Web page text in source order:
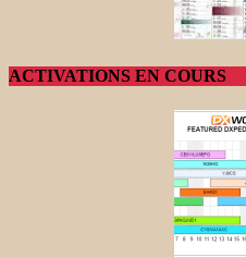
ACTIVATIONS EN COURS